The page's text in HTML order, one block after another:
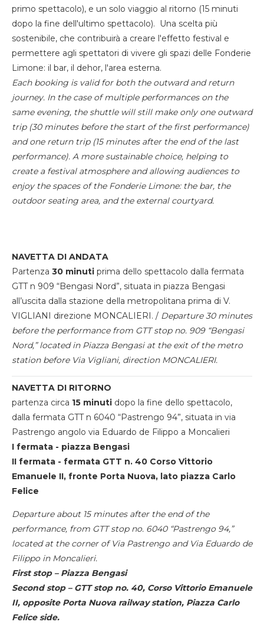
primo spettacolo), e un solo viaggio al ritorno (15 minuti
dopo la fine dell'ultimo spettacolo). Una scelta più
sostenibile, che contribuirà a creare l'effetto festival e
permettere agli spettatori di vivere gli spazi delle Fonderie
Limone: il bar, il dehor, l'area esterna.
Each booking is valid for both the outward and return
journey. In the case of multiple performances on the
same evening, the shuttle will still make only one outward
trip (30 minutes before the start of the first performance)
and one return trip (15 minutes after the end of the last
performance). A more sustainable choice, helping to
create a festival atmosphere and allowing audiences to
enjoy the spaces of the Fonderie Limone: the bar, the
outdoor seating area, and the external courtyard.
NAVETTA DI ANDATA
Partenza 30 minuti prima dello spettacolo dalla fermata
GTT n 909 “Bengasi Nord”, situata in piazza Bengasi
all’uscita dalla stazione della metropolitana prima di V.
VIGLIANI direzione MONCALIERI. / Departure 30 minutes
before the performance from GTT stop no. 909 “Bengasi
Nord,” located in Piazza Bengasi at the exit of the metro
station before Via Vigliani, direction MONCALIERI.
NAVETTA DI RITORNO
partenza circa 15 minuti dopo la fine dello spettacolo,
dalla fermata GTT n 6040 “Pastrengo 94”, situata in via
Pastrengo angolo via Eduardo de Filippo a Moncalieri
I fermata - piazza Bengasi
II fermata - fermata GTT n. 40 Corso Vittorio
Emanuele II, fronte Porta Nuova, lato piazza Carlo
Felice
Departure about 15 minutes after the end of the
performance, from GTT stop no. 6040 “Pastrengo 94,”
located at the corner of Via Pastrengo and Via Eduardo de
Filippo in Moncalieri.
First stop – Piazza Bengasi
Second stop – GTT stop no. 40, Corso Vittorio Emanuele
II, opposite Porta Nuova railway station, Piazza Carlo
Felice side.